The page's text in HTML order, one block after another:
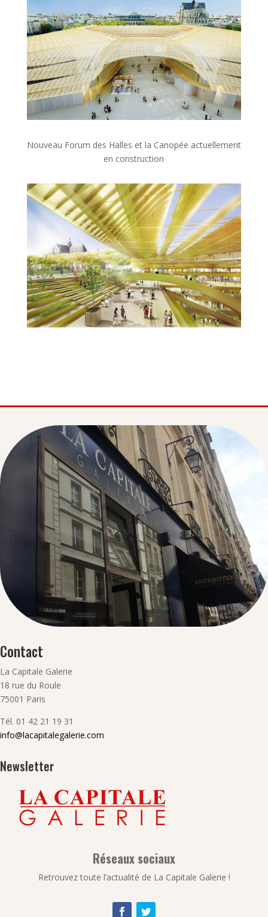
Nouveau Forum des Halles et la Canopée actuellement
en construction
Contact
La Capitale Galerie
18 rue du Roule
75001 Paris
Tél. 01 42 21 19 31
info@lacapitalegalerie.com
Newsletter
Réseaux sociaux
Retrouvez toute l’actualité de La Capitale Galerie !